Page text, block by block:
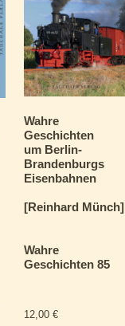
Wahre
Geschichten
um Berlin-
Brandenburgs
Eisenbahnen
[Reinhard Münch]
Wahre
Geschichten 85
12,00 €